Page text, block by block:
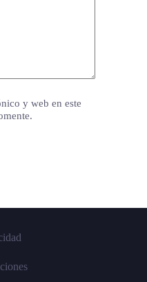
y web en este